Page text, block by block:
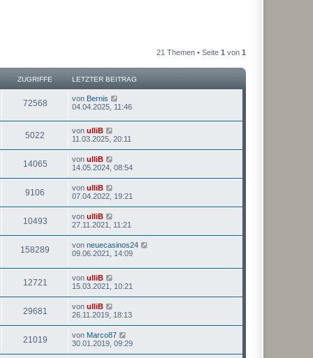
21 Themen • Seite 1 von 1
ZUGRIFFE LETZTER BEITRAG
72568 von Bernis
04.04.2025, 11:46
5022 von ulliB
11.03.2025, 20:11
14065 von ulliB
14.05.2024, 08:54
9106 von ulliB
07.04.2022, 19:21
10493 von ulliB
27.11.2021, 11:21
158289 von neuecasinos24
09.06.2021, 14:09
12721 von ulliB
15.03.2021, 10:21
29681 von ulliB
26.11.2019, 18:13
21019 von Marco87
30.01.2019, 09:29